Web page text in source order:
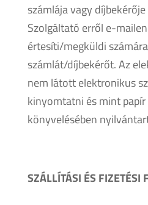
számlája vagy
Szolgáltató erről e-
értesíti/megküldi
számlát/díjbekérőt. Az
nem látott elektronikus
kinyomtatni és mint
könyvelésében
SZÁLLÍTÁSI ÉS FIZETÉSI